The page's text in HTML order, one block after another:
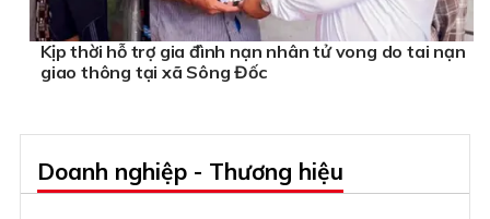
Kịp thời hỗ trợ gia đình nạn nhân tử vong do tai nạn
giao thông tại xã Sông Đốc
Doanh nghiệp - Thương hiệu